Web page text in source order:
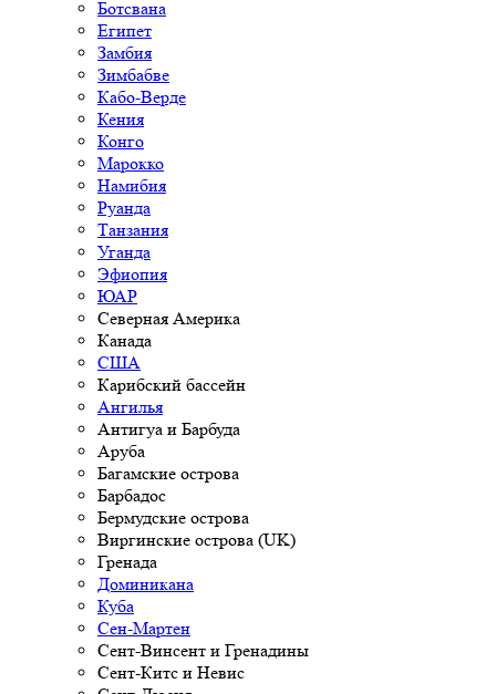
Ботсвана
Египет
Замбия
Зимбабве
Кабо-Верде
Кения
Конго
Марокко
Намибия
Руанда
Танзания
Уганда
Эфиопия
ЮАР
Северная Америка
Канада
США
Карибский бассейн
Ангилья
Антигуа и Барбуда
Аруба
Багамские острова
Барбадос
Бермудские острова
Виргинские острова (UK)
Гренада
Доминикана
Куба
Сен-Мартен
Сент-Винсент и Гренадины
Сент-Китс и Невис